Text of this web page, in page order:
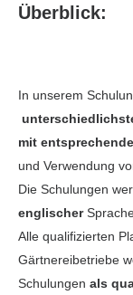
Überblick:
In unserem
mit
und Verwendung
Die Schulungen
englischer
Alle qualifizierten
Gärtnereibetriebe
Schulungen als